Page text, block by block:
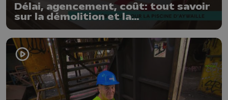
Délai, agencement, coût: tout savoir
sur la démolition et la
reconstruction de la piscine
d'Aywaille